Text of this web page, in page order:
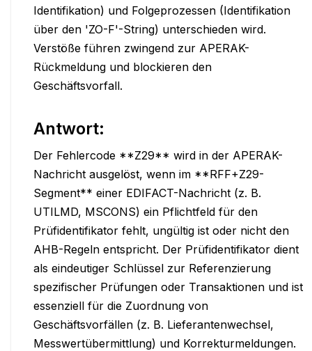
Identifikation) und Folgeprozessen (Identifikation
über den 'ZO-F'-String) unterschieden wird.
Verstöße führen zwingend zur APERAK-
Rückmeldung und blockieren den
Geschäftsvorfall.
Antwort:
Der Fehlercode **Z29** wird in der APERAK-
Nachricht ausgelöst, wenn im **RFF+Z29-
Segment** einer EDIFACT-Nachricht (z. B.
UTILMD, MSCONS) ein Pflichtfeld für den
Prüfidentifikator fehlt, ungültig ist oder nicht den
AHB-Regeln entspricht. Der Prüfidentifikator dient
als eindeutiger Schlüssel zur Referenzierung
spezifischer Prüfungen oder Transaktionen und ist
essenziell für die Zuordnung von
Geschäftsvorfällen (z. B. Lieferantenwechsel,
Messwertübermittlung) und Korrekturmeldungen.